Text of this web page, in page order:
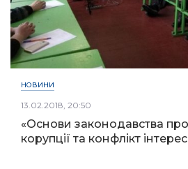
НОВИНИ
13.02.2018, 20:50
«Основи законодавства
корупції та конфлікт